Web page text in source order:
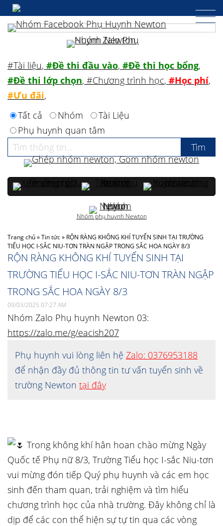
Trang chủ»Tin tức» RỘN RÀNG KHÔNG KHÍ TUYỂN SINH TẠI TRƯỜNG
TIỂU HỌC I-SẮC NIU-TƠN TRÀN NGẬP TRONG SẮC HOA NGÀY 8/3
RỘN RÀNG KHÔNG KHÍ TUYỂN SINH TẠI
TRƯỜNG TIỂU HỌC I-SẮC NIU-TƠN TRÀN NGẬP
TRONG SẮC HOA NGÀY 8/3
09/03/2025 07:27 AM
Nhóm Zalo Phụ huynh Newton 03:
https://zalo.me/g/eacish207
Phụ huynh vui lòng liên hệ Zalo: 0376953188
để nhận đầy đủ thông tin tư vấn tuyển sinh về
trường Newton tại đây
Trong không khí hân hoan chào mừng Ngày
Quốc tế Phụ nữ 8/3, Trường Tiểu học I-sắc Niu-tơn
vui mừng đón tiếp Quý phụ huynh và các em học
sinh đến tham quan, trải nghiệm và tìm hiểu
chương trình học của nhà trường. Đây không chỉ là
dịp để các con thể hiện sự tự tin qua các vòng
#Tài liệu, #Đề thi đầu vào, #Đề thi học bổng,
#Đề thi lớp chọn, #Chương trình học, #Học phí,
#Ưu đãi,
Tất cả
Nhóm
Tài Liệu
Phụ huynh quan tâm
Nhóm phụ huynh Newton